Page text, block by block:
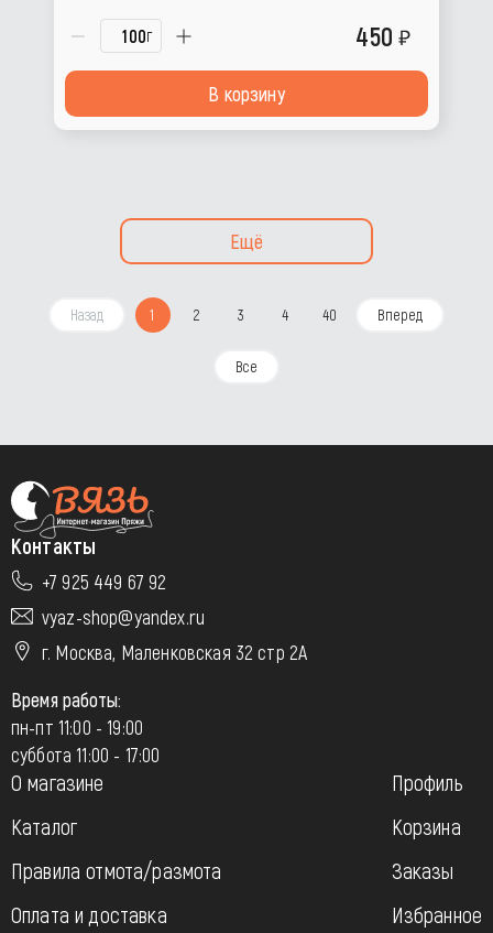
г 450
В корзину
Ещё
Назад 1 2 3 4 40 Вперед
Все
Контакты
+7 925 449 67 92
vyaz-shop@yandex.ru
г. Москва, Маленковская 32 стр 2А
Время работы:
пн-пт 11:00 - 19:00
суббота 11:00 - 17:00
О магазине
Каталог
Правила отмота/размота
Оплата и доставка
Профиль
Корзина
Заказы
Избранное